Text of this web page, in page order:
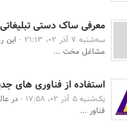
معرفی ساک دستی تبلیغاتی 60 گرم و مزایای این محصول
سه‌شنبه 7 آذر 02، 21:13 -
این
مشاغل مخت ...
استفاده از فناوری های
یک‌شنبه 5 آذر 02، 17:58 -
در
فناور ...